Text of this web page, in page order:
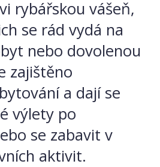
rybářskou vášeň,
se rád vydá na
nebo dovolenou
zajištěno
a dají se
výlety po
se zabavit v
aktivit.